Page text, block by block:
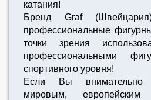
катания!
Бренд Graf
профессиональные
точки зрения
профессиональными
спортивного уровня!
Если Вы внимательно
мировым,